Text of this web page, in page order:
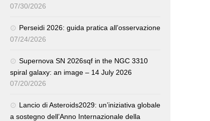
07/30/2026
Perseidi 2026: guida pratica all’osservazione
07/24/2026
Supernova SN 2026sqf in the NGC 3310
spiral galaxy: an image – 14 July 2026
07/20/2026
Lancio di Asteroids2029: un’iniziativa globale
a sostegno dell’Anno Internazionale della